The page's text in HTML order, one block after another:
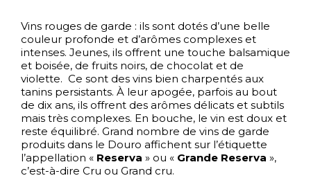
Vins rouges de garde : ils sont dotés d’une belle
couleur profonde et d’arômes complexes et
intenses. Jeunes, ils offrent une touche balsamique
et boisée, de fruits noirs, de chocolat et de
violette. Ce sont des vins bien charpentés aux
tanins persistants. À leur apogée, parfois au bout
de dix ans, ils offrent des arômes délicats et subtils
mais très complexes. En bouche, le vin est doux et
reste équilibré. Grand nombre de vins de garde
produits dans le Douro affichent sur l’étiquette
l’appellation « Reserva » ou « Grande Reserva »,
c’est-à-dire Cru ou Grand cru.